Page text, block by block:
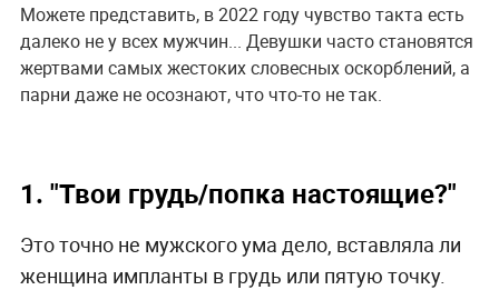
Можете представить, в 2022 году чувство такта есть
далеко не у всех мужчин... Девушки часто становятся
жертвами самых жестоких словесных оскорблений, а
парни даже не осознают, что что-то не так.
1. "Твои грудь/попка настоящие?"
Это точно не мужского ума дело, вставляла ли
женщина импланты в грудь или пятую точку.